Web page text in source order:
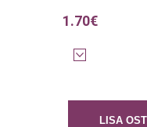
1.70€
LISA